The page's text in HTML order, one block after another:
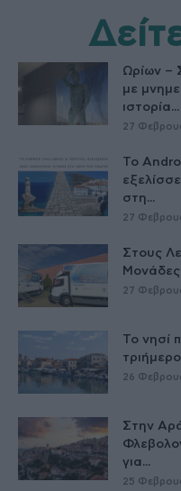
Ωρίων –
με
ιστορία...
27
Το
στη...
27
Στους
Μονάδες
27
Το νησί
26
Στην
για...
25